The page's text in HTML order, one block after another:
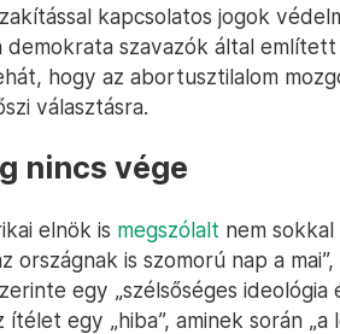
kapcsolatos jogok
demokrata szavazók által
hogy az abortusztilalom
választásra.
nincs vége
elnök is megszólalt nem
országnak is szomorú nap a
egy „szélsőséges
ítélet egy „hiba”, aminek során